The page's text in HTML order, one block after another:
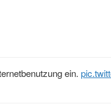
ein.